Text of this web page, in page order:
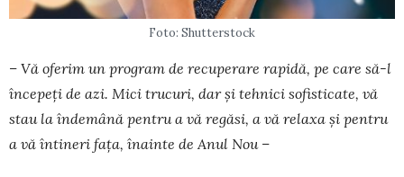
Foto: Shutterstock
– Vă oferim un program de recuperare rapidă, pe care să-l
începeți de azi. Mici trucuri, dar și tehnici sofisticate, vă
stau la îndemână pentru a vă regăsi, a vă relaxa și pentru
a vă întineri fața, înainte de Anul Nou –